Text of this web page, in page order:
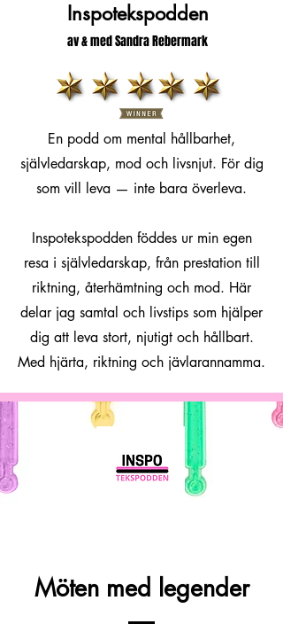
Inspotekspodden
av & med Sandra Rebermark
En podd om mental hållbarhet,
självledarskap, mod och livsnjut. För dig
som vill leva — inte bara överleva.
Inspotekspodden föddes ur min egen
resa i självledarskap, från prestation till
riktning, återhämtning och mod. Här
delar jag samtal och livstips som hjälper
dig att leva stort, njutigt och hållbart.
Med hjärta, riktning och jävlarannamma.
Möten med legender